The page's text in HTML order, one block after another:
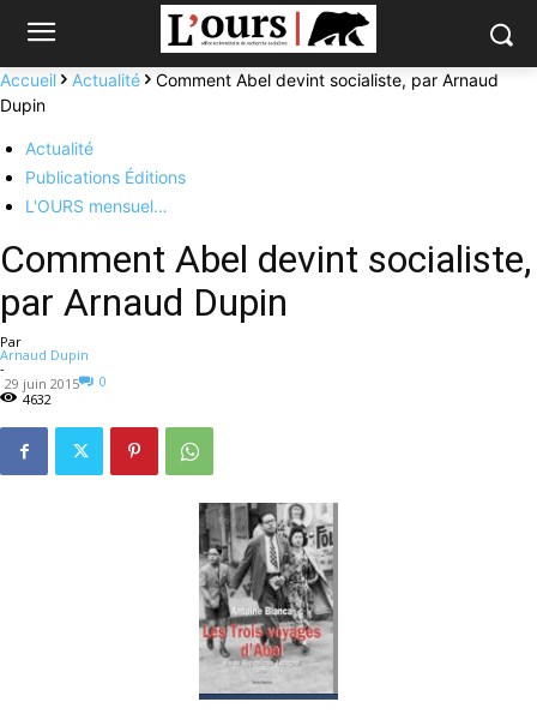
Accueil Actualité
Comment Abel devint socialiste, par Arnaud
Dupin
Actualité
Publications Éditions
L'OURS mensuel…
Comment Abel devint socialiste,
par Arnaud Dupin
Par
Arnaud Dupin
-
29 juin 2015
0
4632